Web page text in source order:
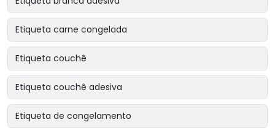
Etiqueta carne congelada
Etiqueta couchê
Etiqueta couchê adesiva
Etiqueta de congelamento